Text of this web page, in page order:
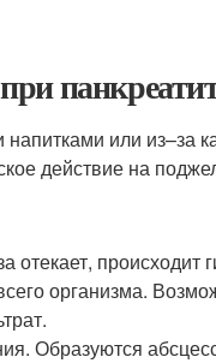
или из–за
действие на
происходит
организма.
Образуются